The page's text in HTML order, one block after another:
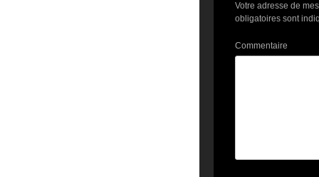
Votre adresse de
obligatoires sont
Commentaire